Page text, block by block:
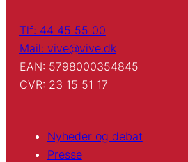
Tlf: 44 45 55 00
Mail: vive@vive.dk
EAN: 5798000354845
CVR: 23 15 51 17
Nyheder og debat
Presse